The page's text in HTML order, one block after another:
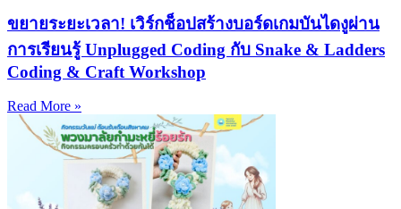
ขยายระยะเวลา! เวิร์กช็อปสร้างบอร์ดเกมบันไดงูผ่าน
การเรียนรู้ Unplugged Coding กับ Snake & Ladders
Coding & Craft Workshop
Read More »